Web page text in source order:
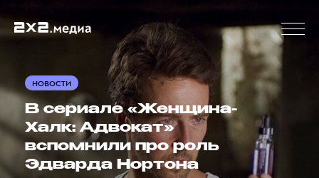
НОВОСТИ
В сериале «Женщина-
Халк: Адвокат»
вспомнили про роль
Эдварда Нортона